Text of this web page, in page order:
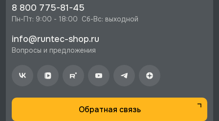
⚡️ Бесплатная доставка в Москве, Санкт-
Петербурге и по РФ, если она меньше 10%
♥️ Наличие товаров, Программа лояльности,
8 800 775-81-45
Пн-Пт: 9:00 - 18:00  Сб-Вс: выходной
info@runtec-shop.ru
Вопросы и предложения
Обратная связь